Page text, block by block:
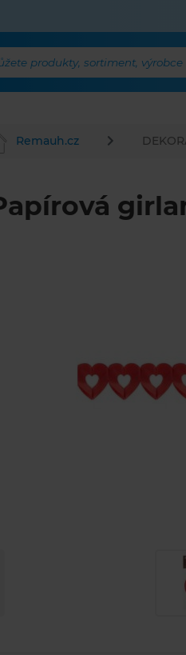
produkty, sortiment, výrobce ...
Remauh.cz